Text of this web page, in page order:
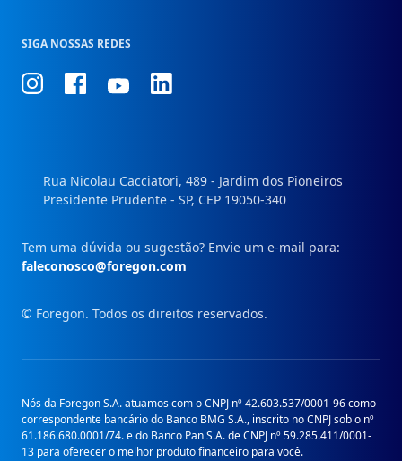
SIGA NOSSAS REDES
ConheçaConheçaConheçaConheça
Rua Nicolau Cacciatori, 489 - Jardim dos Pioneiros
Presidente Prudente - SP, CEP 19050-340
Tem uma dúvida ou sugestão? Envie um e-mail para:
faleconosco@foregon.com
© Foregon. Todos os direitos reservados.
Nós da Foregon S.A. atuamos com o CNPJ nº 42.603.537/0001-96 como
correspondente bancário do Banco BMG S.A., inscrito no CNPJ sob o nº
61.186.680.0001/74. e do Banco Pan S.A. de CNPJ nº 59.285.411/0001-
13 para oferecer o melhor produto financeiro para você.